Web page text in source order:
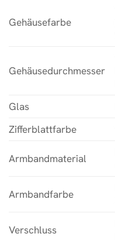
Gehäusefarbe
Gehäusedurchmesser
Glas
Zifferblattfarbe
Armbandmaterial
Armbandfarbe
Verschluss